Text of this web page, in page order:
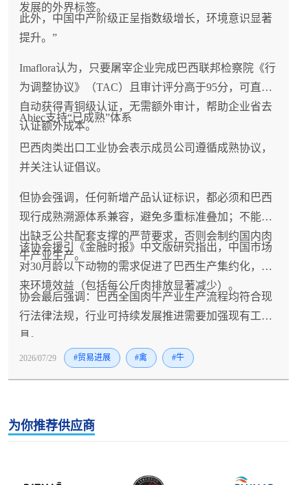
发展的外界标签。
此外，中国中产阶级正呈指数级增长，环境意识显著
提升。”
Imaflora认为，只要屠宰企业完成巴西联邦检察院《行
为调整协议》（TAC）且审计评分高于95分，可直接
自动获得青铜级认证，无需额外审计，帮助企业省去
认证额外成本。
Abiec支持“已成熟”体系
巴西肉类出口工业协会表示成员公司遵循成熟协议，
并关注认证倡议。
但协会强调，任何新增产品认证标识，都必须和巴西
现行成熟溯源体系兼容，避免多重标准叠加；不能提
出缺乏公共配套支撑的严苛要求，否则会制约国内肉
牛产业生产。
该协会援引《金融时报》中文版研究指出，中国市场
对30月龄以下动物的需求促进了巴西生产集约化，带
来环境效益（包括每公斤肉排放显著减少）。
协会最后强调：巴西全国肉牛产业生产流程均符合现
行法律法规，行业可持续发展推进需要加强现有工
具。
2026/07/29 #贸易进展 #禽 #牛
为你推荐供应商